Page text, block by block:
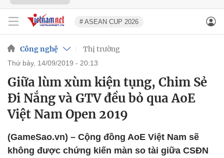
# ASEAN CUP 2026
Công nghệ Thị trường
thứ bảy, 14/09/2019 - 20:13
Giữa lùm xùm kiện tụng, Chim Sẻ
Đi Nắng và GTV đều bỏ qua AoE
Việt Nam Open 2019
(GameSao.vn) – Cộng đồng AoE Việt Nam sẽ
không được chứng kiến màn so tài giữa CSĐN